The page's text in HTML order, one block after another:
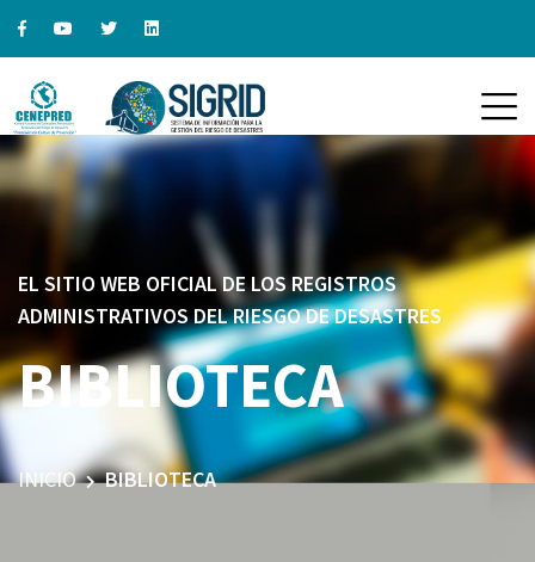
EL SITIO WEB OFICIAL DE LOS REGISTROS
ADMINISTRATIVOS DEL RIESGO DE DESASTRES
BIBLIOTECA
INICIO BIBLIOTECA